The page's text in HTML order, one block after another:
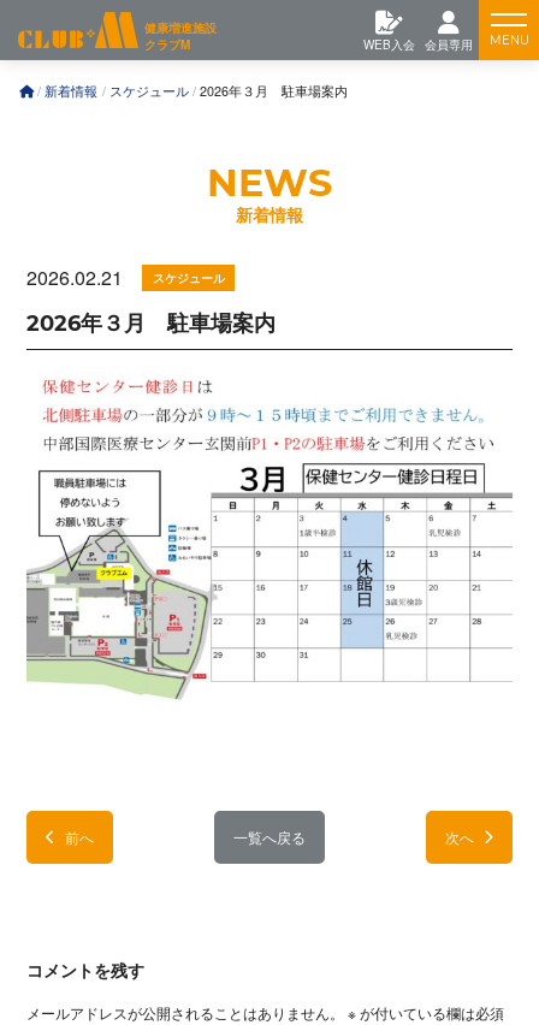
テ
健康増進施設
クラブM
WEB入会 会員専用
Feature
Training
新着情報 スケジュール 2026年３月 駐車場案内
新着情報
2026.02.21 スケジュール
2026年３月 駐車場案内
前へ 一覧へ戻る 次へ
コメントを残す
メールアドレスが公開されることはありません。 ※が付いている欄は必須